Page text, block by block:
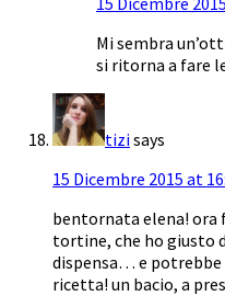
Mi sembra
si ritorna a fare
tizisays
15 Dicembre 2015 at
bentornata elena! ora
tortine, che ho giusto
dispensa… e potrebbe
ricetta! un bacio, a